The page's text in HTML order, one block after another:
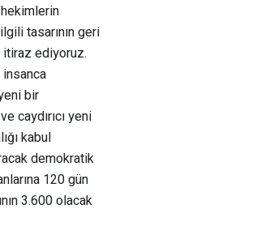
tasarının geri
itiraz ediyoruz.
insanca
bir
caydırıcı yeni
kabul
demokratik
120 gün
3.600 olacak